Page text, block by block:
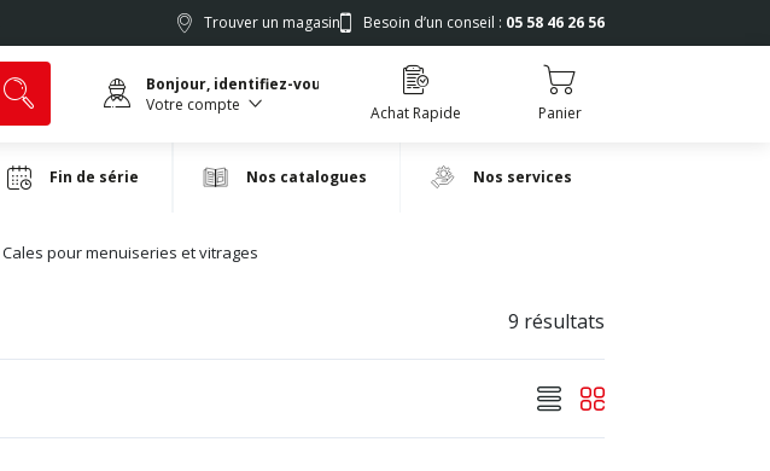
Trouver un magasin Besoin d’un conseil : 05 58 46 26 56
Bonjour, identifiez-vous
Votre compte
Achat Rapide Panier
Fin de série Nos catalogues Nos services
Cales pour menuiseries et vitrages
9 résultats